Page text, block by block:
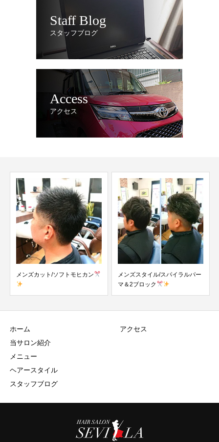
Staff Blog
スタッフブログ
Access
アクセス
メンズカット/ソフトモヒカン
メンズスタイル/スパイラルパー
マ＆2ブロック
ホーム
当サロン紹介
メニュー
ヘアースタイル
スタッフブログ
アクセス